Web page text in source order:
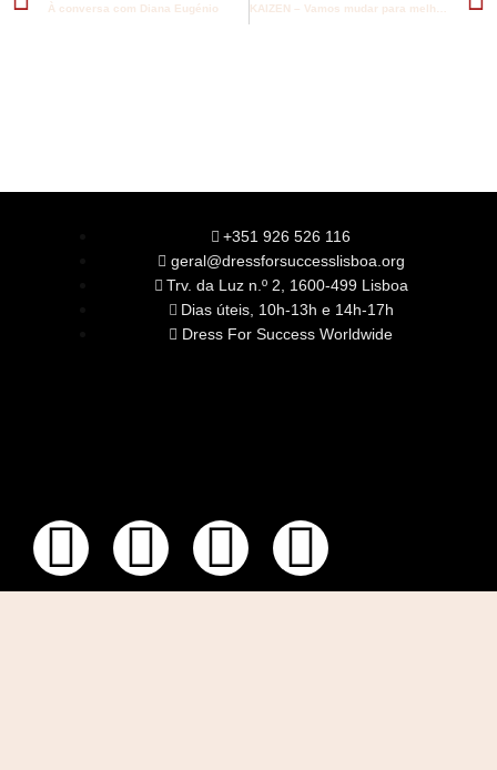
À conversa com Diana Eugénio
+351 926 526 116
geral@dressforsuccesslisboa.org
Trv. da Luz n.º 2, 1600-499 Lisboa
Dias úteis, 10h-13h e 14h-17h
Dress For Success Worldwide